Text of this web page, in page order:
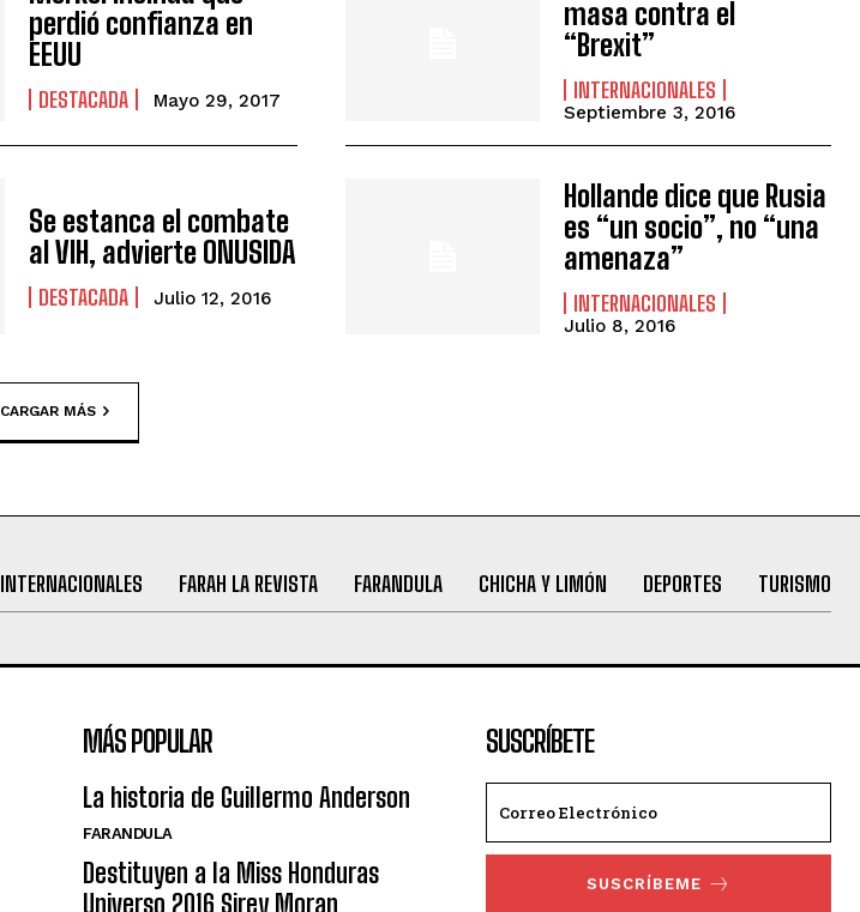
perdió confianza en
EEUU
DESTACADA Mayo 29, 2017
masa contra el
“Brexit”
INTERNACIONALES
Septiembre 3, 2016
Se estanca el combate
al VIH, advierte ONUSIDA
DESTACADA Julio 12, 2016
Hollande dice que Rusia
es “un socio”, no “una
amenaza”
INTERNACIONALES
Julio 8, 2016
CARGAR MÁS
INTERNACIONALES FARAH LA REVISTA FARANDULA CHICHA Y LIMÓN DEPORTES TURISMO
MÁS POPULAR
La historia de Guillermo Anderson
FARANDULA
Destituyen a la Miss Honduras
Universo 2016 Sirey Moran
SUSCRÍBETE
SUSCRÍBEME